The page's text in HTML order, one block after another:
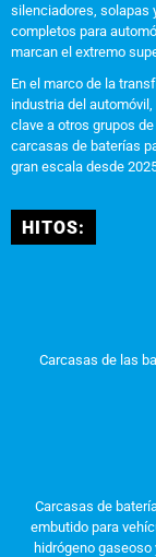
silenciadores, solapas
completos para
marcan el extremo
En el marco de la
industria del
clave a otros grupos
carcasas de baterías
gran escala desde
HITOS:
Carcasas de las
Carcasas de
embutido para
hidrógeno